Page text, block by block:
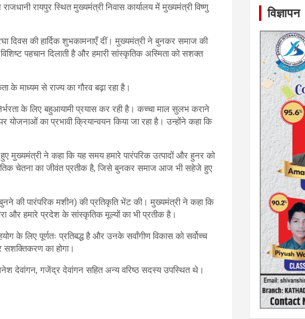
रायपुर स्थित मुख्यमंत्री निवास कार्यालय में मुख्यमंत्री विष्णु
दिवस की हार्दिक शुभकामनाएँ दीं। मुख्यमंत्री ने बुनकर समाज की
पहचान दिलाती है और हमारी सांस्कृतिक अस्मिता को सशक्त
माध्यम से राज्य का गौरव बढ़ा रहा है।
के लिए बहुआयामी प्रयास कर रही है। कच्चा माल सुलभ कराने
का प्रभावी क्रियान्वयन किया जा रहा है। उन्होंने कहा कि
मुख्यमंत्री ने कहा कि यह समय हमारे पारंपरिक उत्पादों और हुनर को
चेतना का जीवंत प्रतीक है, जिसे बुनकर समाज आज भी सहेजे हुए
की पारंपरिक मशीन) की प्रतिकृति भेंट की। मुख्यमंत्री ने कहा कि
हमारे प्रदेश के सांस्कृतिक मूल्यों का भी प्रतीक है।
लिए पूर्णतः प्रतिबद्ध है और उनके सर्वांगीण विकास को सर्वोच्च
सशक्तिकरण का होगा।
देवांगन, गजेंद्र देवांगन सहित अन्य वरिष्ठ सदस्य उपस्थित थे।
विज्ञापन